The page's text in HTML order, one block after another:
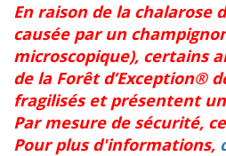
En raison de la chalarose
causée par un
microscopique), certains
de la Forêt d’Exception®
fragilisés et présentent
Par mesure de sécurité,
Pour plus d'informations,